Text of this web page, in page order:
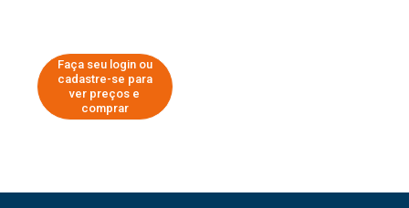
Faça seu login ou
cadastre-se para
ver preços e
comprar